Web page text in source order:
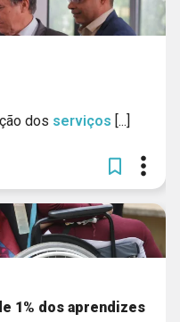
dos serviços [...]
1% dos aprendizes